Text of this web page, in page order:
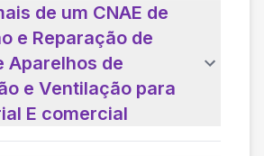
de um CNAE de
e Reparação de
Aparelhos de
e Ventilação para
E comercial